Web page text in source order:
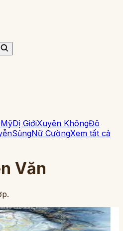
Dị GiớiXuyên KhôngĐô
SủngNữ CườngXem tất cả
Văn